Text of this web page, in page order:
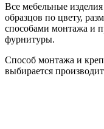
Все мебельные
образцов по цвету,
способами монтажа и
фурнитуры.
Способ монтажа и
выбирается